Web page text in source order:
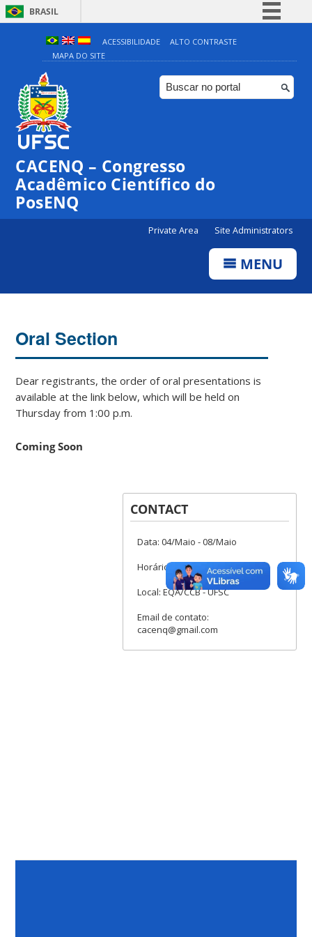
BRASIL
Simplifique!
Comunica BR
Participe
ACESSIBILIDADE
ALTO CONTRASTE
MAPA DO SITE
CACENQ – Congresso
Acadêmico Científico do
PosENQ
Private Area Site Administrators
MENU
Oral Section
Dear registrants, the order of oral presentations is
available at the link below, which will be held on
Thursday from 1:00 p.m.
Coming Soon
CONTACT
Data: 04/Maio - 08/Maio
Horário: 8h30 -17h
Local: EQA/CCB - UFSC
Email de contato:
cacenq@gmail.com